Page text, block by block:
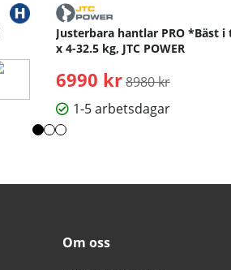
Justerbara hantlar PRO *Bäst i
x 4-32.5 kg, JTC POWER
6990 kr Ordinarie pris:
8980 kr
1-5 arbetsdagar
Om oss